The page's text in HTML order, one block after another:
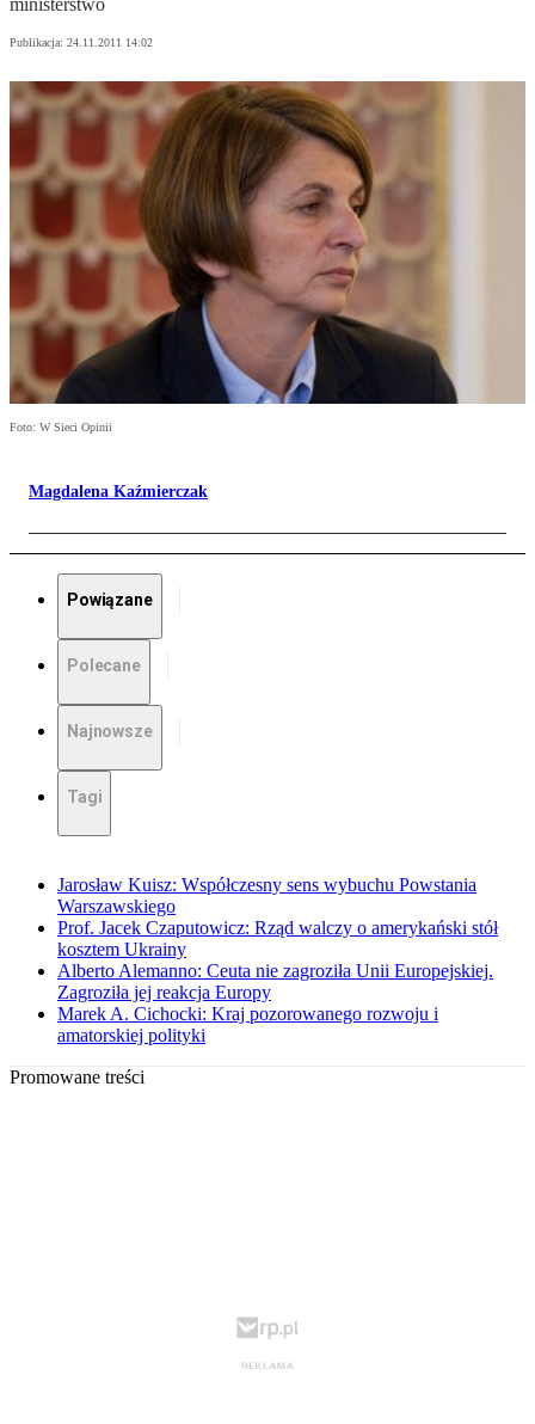
ministerstwo
Publikacja: 24.11.2011 14:02
Foto: W Sieci Opinii
Magdalena Kaźmierczak
Powiązane
Polecane
Najnowsze
Tagi
Jarosław Kuisz: Współczesny sens wybuchu Powstania
Warszawskiego
Prof. Jacek Czaputowicz: Rząd walczy o amerykański stół
kosztem Ukrainy
Alberto Alemanno: Ceuta nie zagroziła Unii Europejskiej.
Zagroziła jej reakcja Europy
Marek A. Cichocki: Kraj pozorowanego rozwoju i
amatorskiej polityki
Promowane treści